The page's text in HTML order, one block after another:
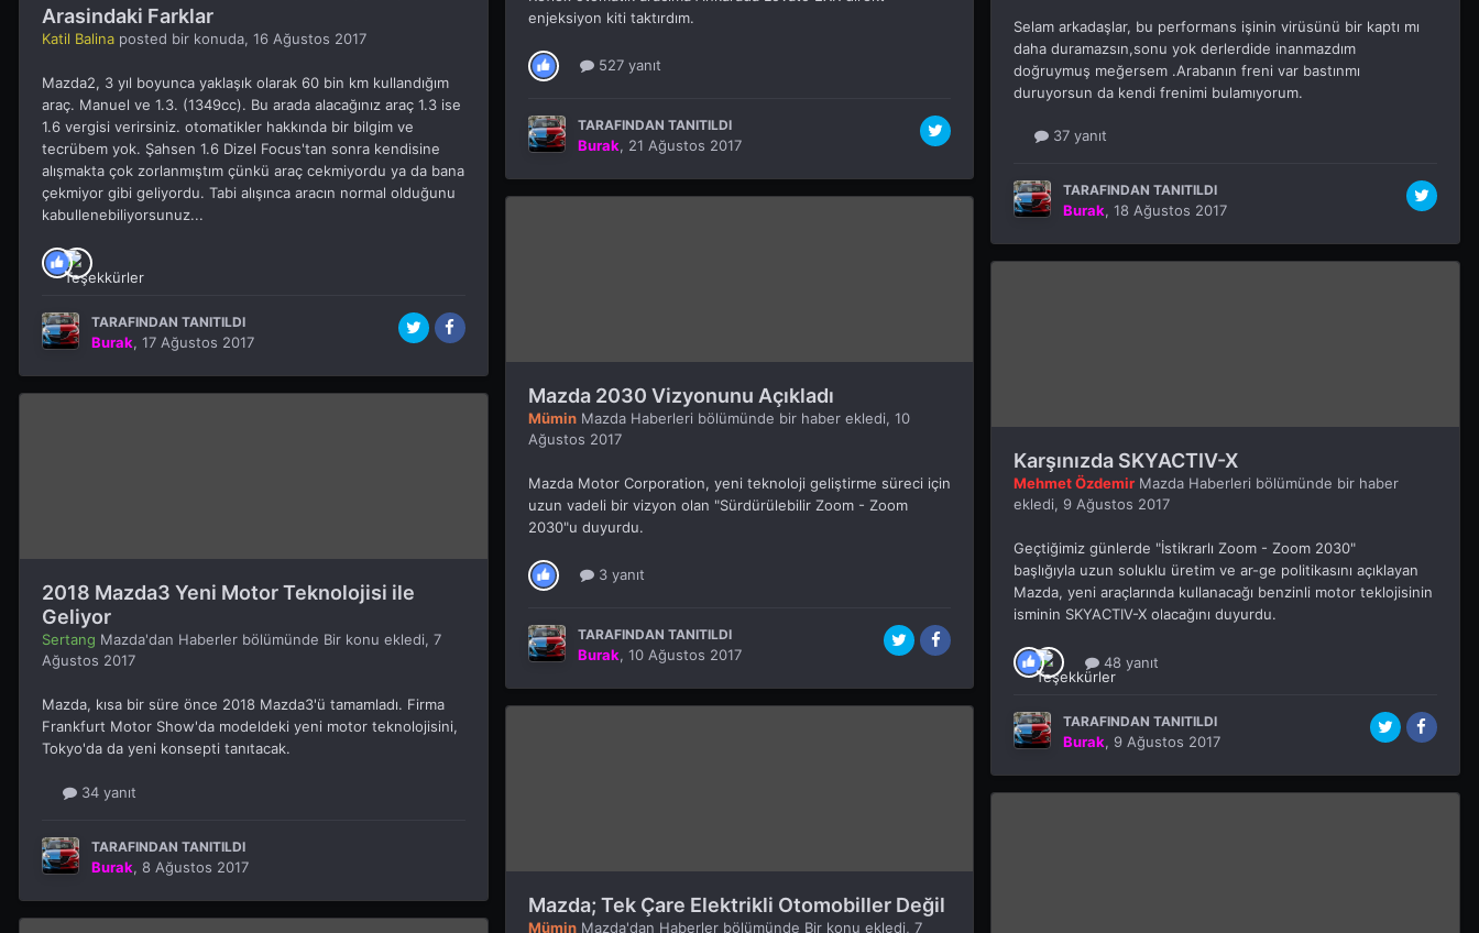
Arasindaki Farklar
Katil Balina posted bir konuda, 16 Ağustos 2017
Mazda2, 3 yıl boyunca yaklaşık olarak 60 bin km kullandığım
araç. Manuel ve 1.3. (1349cc). Bu arada alacağınız araç 1.3 ise
1.6 vergisi verirsiniz. otomatikler hakkında bir bilgim ve
tecrübem yok. Şahsen 1.6 Dizel Focus'tan sonra kendisine
alışmakta çok zorlanmıştım çünkü araç cekmiyordu ya da bana
çekmiyor gibi geliyordu. Tabi alışınca aracın normal olduğunu
kabullenebiliyorsunuz...
TARAFINDAN TANITILDI
Burak, 17 Ağustos 2017
2018 Mazda3 Yeni Motor Teknolojisi ile
Geliyor
Sertang Mazda'dan Haberler bölümünde Bir konu ekledi, 7
Ağustos 2017
Mazda, kısa bir süre önce 2018 Mazda3'ü tamamladı. Firma
Frankfurt Motor Show'da modeldeki yeni motor teknolojisini,
Tokyo'da da yeni konsepti tanıtacak.
34 yanıt
TARAFINDAN TANITILDI
Burak, 8 Ağustos 2017
enjeksiyon kiti taktırdım.
527 yanıt
TARAFINDAN TANITILDI
Burak, 21 Ağustos 2017
Mazda 2030 Vizyonunu Açıkladı
Mümin Mazda Haberleri bölümünde bir haber ekledi, 10
Ağustos 2017
Mazda Motor Corporation, yeni teknoloji geliştirme süreci için
uzun vadeli bir vizyon olan "Sürdürülebilir Zoom - Zoom
2030"u duyurdu.
3 yanıt
TARAFINDAN TANITILDI
Burak, 10 Ağustos 2017
Mazda; Tek Çare Elektrikli Otomobiller Değil
Mümin Mazda'dan Haberlerbölümünde Bir konu ekledi, 7
Selam arkadaşlar, bu performans işinin virüsünü bir kaptı mı
daha duramazsın,sonu yok derlerdide inanmazdım
doğruymuş meğersem .Arabanın freni var bastınmı
duruyorsun da kendi frenimi bulamıyorum.
37 yanıt
TARAFINDAN TANITILDI
Burak,18 Ağustos 2017
Karşınızda SKYACTIV-X
Mehmet Özdemir Mazda Haberleri bölümünde bir haber
ekledi, 9 Ağustos 2017
Geçtiğimiz günlerde "İstikrarlı Zoom - Zoom 2030"
başlığıyla uzun soluklu üretim ve ar-ge politikasını açıklayan
Mazda, yeni araçlarında kullanacağı benzinli motor teklojisinin
isminin SKYACTIV-X olacağını duyurdu.
48 yanıt
TARAFINDAN TANITILDI
Burak, 9 Ağustos 2017